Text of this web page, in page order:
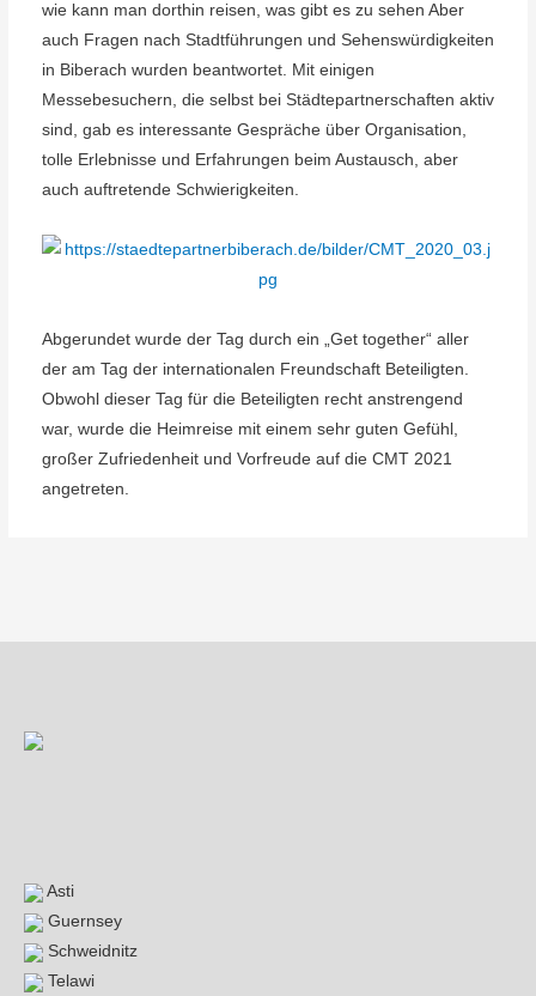
wie kann man dorthin reisen, was gibt es zu sehen Aber
auch Fragen nach Stadtführungen und Sehenswürdigkeiten
in Biberach wurden beantwortet. Mit einigen
Messebesuchern, die selbst bei Städtepartnerschaften aktiv
sind, gab es interessante Gespräche über Organisation,
tolle Erlebnisse und Erfahrungen beim Austausch, aber
auch auftretende Schwierigkeiten.
Abgerundet wurde der Tag durch ein „Get together“ aller
der am Tag der internationalen Freundschaft Beteiligten.
Obwohl dieser Tag für die Beteiligten recht anstrengend
war, wurde die Heimreise mit einem sehr guten Gefühl,
großer Zufriedenheit und Vorfreude auf die CMT 2021
angetreten.
Asti
Guernsey
Schweidnitz
Telawi